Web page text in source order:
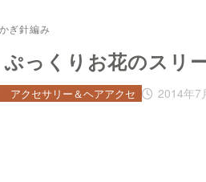
かぎ針編み
ぷっくりお花のスリ
2014年7
アクセサリー＆ヘアアクセ